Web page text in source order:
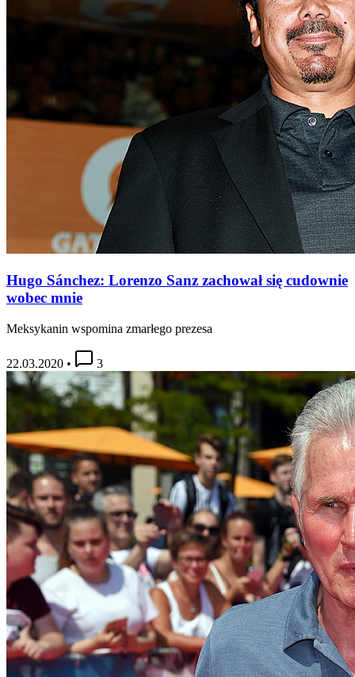
Hugo Sánchez: Lorenzo Sanz zachował się cudownie
wobec mnie
Meksykanin wspomina zmarłego prezesa
22.03.2020 • 3